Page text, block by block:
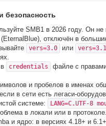
безопасность
SMB1 в 2026 году. Он
отключён в
vers=3.0 или
credentials файле с
и пробелов в именах
в сети есть легаси-
системе:
LANG=C.UTF-8
в локали или в протоколе.
и ядро: в версиях 4.18+ и